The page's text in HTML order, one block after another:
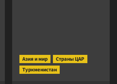
Азия и мир
Страны ЦАР
Туркменистан